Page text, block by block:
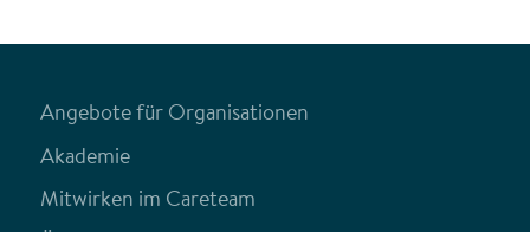
Angebote für Organisationen
Akademie
Mitwirken im Careteam